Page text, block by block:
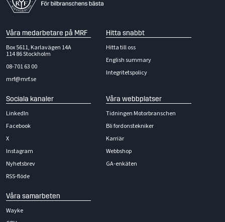
Våra medarbetare på MRF
Box 5611, Karlavägen 14A
114 86 Stockholm
08-701 63 00
mrf@mrf.se
Hitta snabbt
Hitta till oss
English summary
Integritetspolicy
Sociala kanaler
LinkedIn
Facebook
X
Instagram
Nyhetsbrev
RSS-flöde
Våra webbplatser
Tidningen Motorbranschen
Bli fordonstekniker
Karriär
Webbshop
GA-enkäten
Våra samarbeten
Wayke